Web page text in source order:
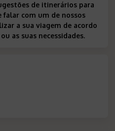
de itinerários para
falar com um de nossos
a sua viagem de acordo
as suas necessidades.